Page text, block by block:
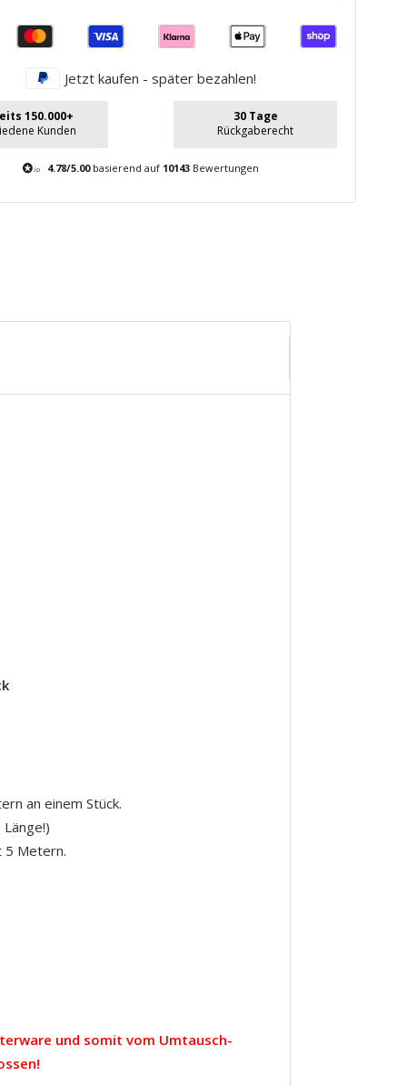
Jetzt kaufen - später bezahlen!
150.000+
Kunden
30 Tage
Rückgaberecht
4.78/5.00basierend auf 10143 Bewertungen
an einem Stück.
5 Metern.
und somit vom Umtausch-